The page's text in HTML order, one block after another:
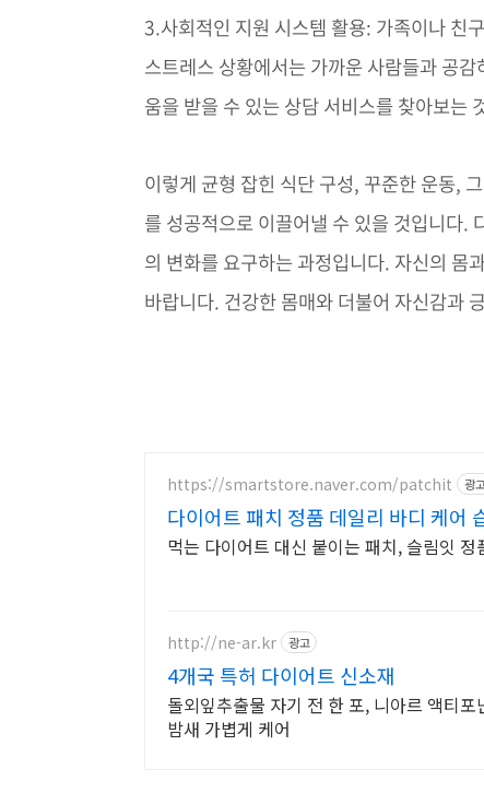
3.사회적인 지원 시스템 활용: 가족이나 친
스트레스 상황에서는 가까운 사람들과 공
움을 받을 수 있는 상담 서비스를 찾아보는
이렇게 균형 잡힌 식단 구성, 꾸준한 운동,
를 성공적으로 이끌어낼 수 있을 것입니다.
의 변화를 요구하는 과정입니다. 자신의 몸
바랍니다. 건강한 몸매와 더불어 자신감과
https://smartstore.naver.com/patchit 광
다이어트 패치 정품 데일리 바디 케어
먹는 다이어트 대신 붙이는 패치, 슬림잇 정
http://ne-ar.kr 광고
4개국 특허 다이어트 신소재
돌외잎추출물 자기 전 한 포, 니아르 액티
밤새 가볍게 케어